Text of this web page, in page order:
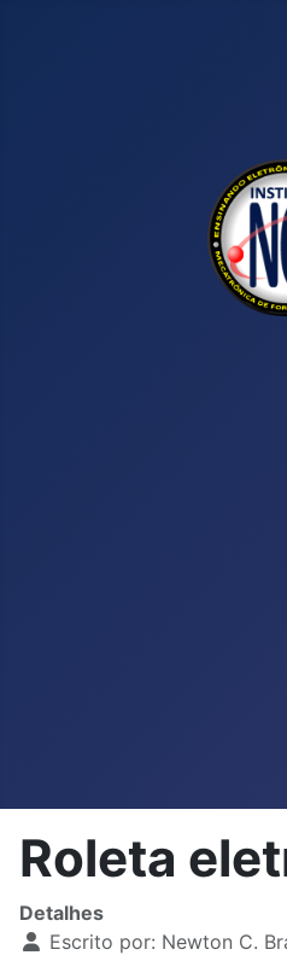
Roleta
Detalhes
Escrito por: Newton C.